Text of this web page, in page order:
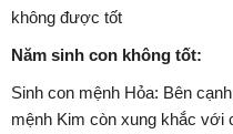
không được tốt
Năm sinh con không tốt:
Sinh con mệnh Hỏa: Bên
mệnh Kim còn xung khắc với